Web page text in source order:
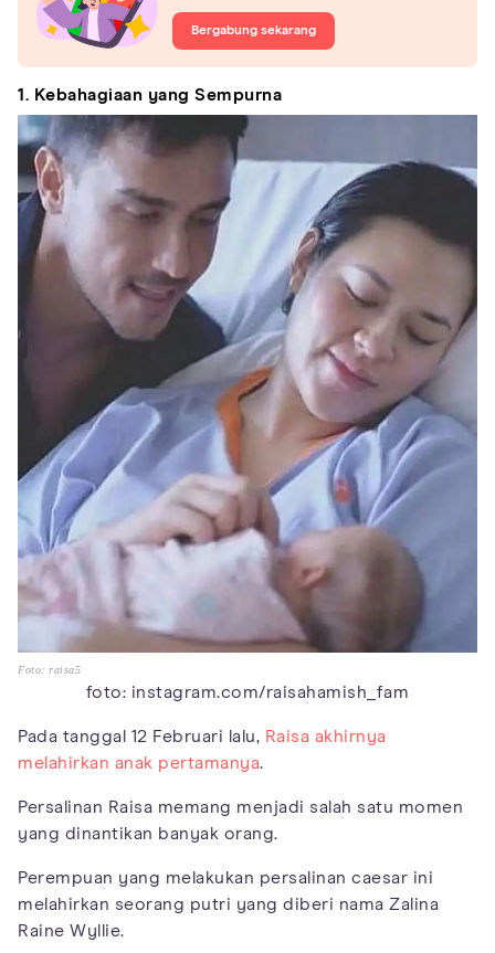
Bergabung sekarang
1. Kebahagiaan yang Sempurna
Foto: raisa5
foto: instagram.com/raisahamish_fam
Pada tanggal 12 Februari lalu, Raisa akhirnya
melahirkan anak pertamanya.
Persalinan Raisa memang menjadi salah satu momen
yang dinantikan banyak orang.
Perempuan yang melakukan persalinan caesar ini
melahirkan seorang putri yang diberi nama Zalina
Raine Wyllie.